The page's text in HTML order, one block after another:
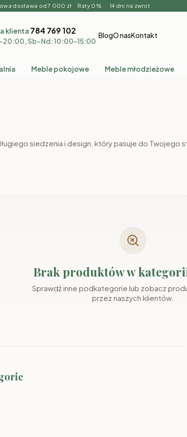
dostawa od 7 000 zł Raty 0% 14 dni na zwrot
klienta 784 769 102
Sb–Nd: 10:00–15:00
BlogO nasKontakt
Meble pokojowe Meble młodzieżowe
siedzenia i design, który pasuje do Twojego
Brak produktów w kategorii
Sprawdź inne podkategorie lub zobacz
przez naszych klientów.